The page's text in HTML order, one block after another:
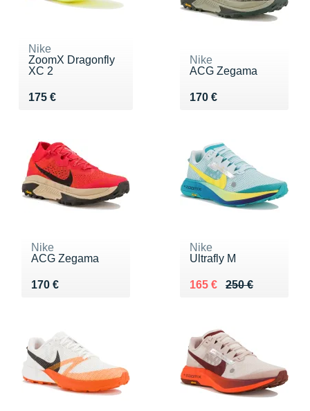
Nike
ZoomX Dragonfly
XC 2
175 €
Vendu 175 €
Nike
ACG Zegama
170 €
Vendu 170 €
Nike
ACG Zegama
170 €
Vendu 170 €
Nike
Ultrafly M
250 €
Au lieu de 250 €
165 €
Vendu 165 €